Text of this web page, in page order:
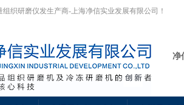
织研磨仪发生产商-上海净信实业发展有限公司！
净